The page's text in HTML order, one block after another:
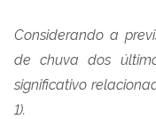
Considerando a
de chuva dos
significativo
1).